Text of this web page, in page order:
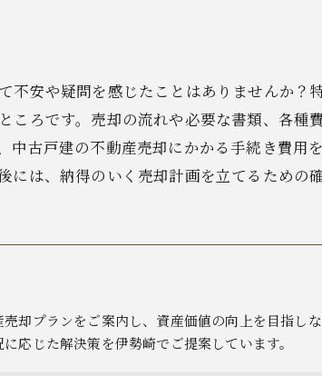
安や疑問を感じたことはありませんか？
ろです。売却の流れや必要な書類、各種
古戸建の不動産売却にかかる手続き費用
は、納得のいく売却計画を立てるための
却プランをご案内し、資産価値の向上を目指し
応じた解決策を伊勢崎でご提案しています。